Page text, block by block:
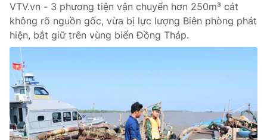
Liên hệ tòa soạn English
THỜI BÁO VTV
Theo dõi báo trên
VTV.vn - 3 phương tiện vận chuyển hơn 250m³ cát
không rõ nguồn gốc, vừa bị lực lượng Biên phòng phát
hiện, bắt giữ trên vùng biển Đồng Tháp.